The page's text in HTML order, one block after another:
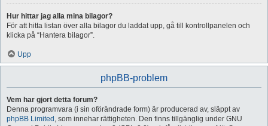
Hur hittar jag alla mina bilagor?
För att hitta listan över alla bilagor du laddat upp, gå till kontrollpanelen och
klicka på “Hantera bilagor”.
Upp
phpBB-problem
Vem har gjort detta forum?
Denna programvara (i sin oförändrade form) är producerad av, släppt av
phpBB Limited , som innehar rättigheten. Den finns tillgänglig under GNU